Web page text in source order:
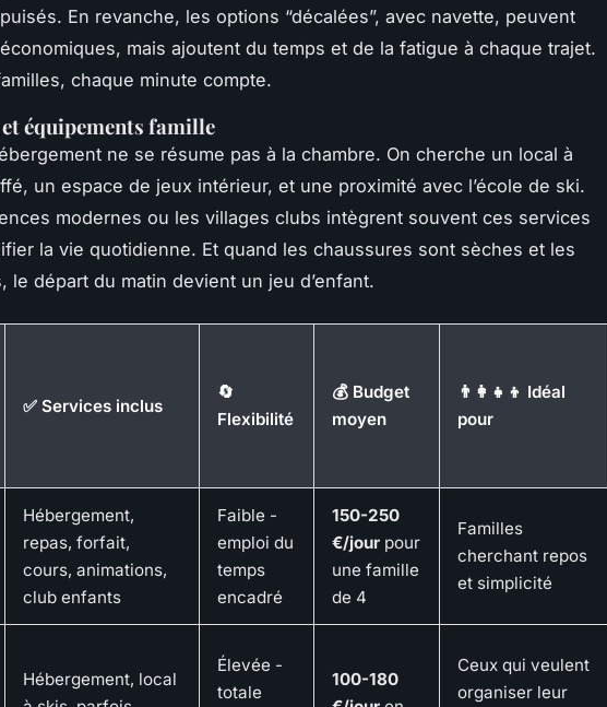
En revanche, les options “décalées”, avec navette, peuvent
mais ajoutent du temps et de la fatigue à chaque trajet.
chaque minute compte.
équipements famille
ne se résume pas à la chambre. On cherche un local à
un espace de jeux intérieur, et une proximité avec l’école de ski.
modernes ou les villages clubs intègrent souvent ces services
la vie quotidienne. Et quand les chaussures sont sèches et les
le départ du matin devient un jeu d’enfant.
✅ Services inclus
🔄
Flexibilité
💰 Budget
moyen
👨‍👩‍👧‍👦 Idéal
pour
Hébergement,
repas, forfait,
cours, animations,
club enfants
Faible -
emploi du
temps
encadré
150-250
€/jour pour
une famille
de 4
Familles
cherchant repos
et simplicité
Hébergement, local
Élevée -
totale
100-180
Ceux qui veulent
organiser leur